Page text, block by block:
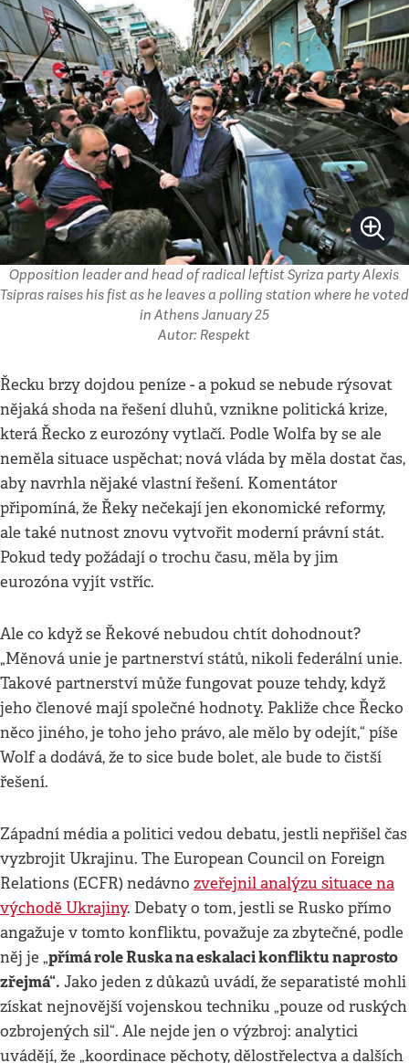
Opposition leader and head of radical leftist Syriza party Alexis
Tsipras raises his fist as he leaves a polling station where he voted
in Athens January 25
Autor: Respekt
Řecku brzy dojdou peníze - a pokud se nebude rýsovat
nějaká shoda na řešení dluhů, vznikne politická krize,
která Řecko z eurozóny vytlačí. Podle Wolfa by se ale
neměla situace uspěchat; nová vláda by měla dostat čas,
aby navrhla nějaké vlastní řešení. Komentátor
připomíná, že Řeky nečekají jen ekonomické reformy,
ale také nutnost znovu vytvořit moderní právní stát.
Pokud tedy požádají o trochu času, měla by jim
eurozóna vyjít vstříc.
Ale co když se Řekové nebudou chtít dohodnout?
„Měnová unie je partnerství států, nikoli federální unie.
Takové partnerství může fungovat pouze tehdy, když
jeho členové mají společné hodnoty. Pakliže chce Řecko
něco jiného, je toho jeho právo, ale mělo by odejít,“ píše
Wolf a dodává, že to sice bude bolet, ale bude to čistší
řešení.
Západní média a politici vedou debatu, jestli nepřišel čas
vyzbrojit Ukrajinu. The European Council on Foreign
Relations (ECFR) nedávno zveřejnil analýzu situace na
východě Ukrajiny. Debaty o tom, jestli se Rusko přímo
angažuje v tomto konfliktu, považuje za zbytečné, podle
něj je „přímá role Ruska na eskalaci konfliktu naprosto
zřejmá“. Jako jeden z důkazů uvádí, že separatisté mohli
získat nejnovější vojenskou techniku „pouze od ruských
ozbrojených sil“. Ale nejde jen o výzbroj: analytici
uvádějí, že „koordinace pěchoty, dělostřelectva a dalších